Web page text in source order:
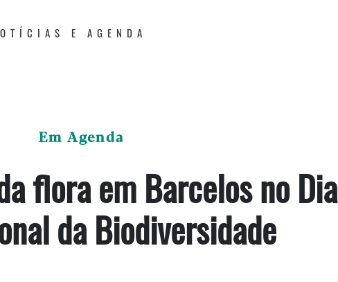
E AGENDA
Em Agenda
flora em Barcelos no Dia
da Biodiversidade